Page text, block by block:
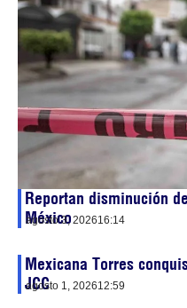
Reportan disminución
México
agosto 3, 202616:14
Mexicana Torres
JCC
agosto 1, 202612:59